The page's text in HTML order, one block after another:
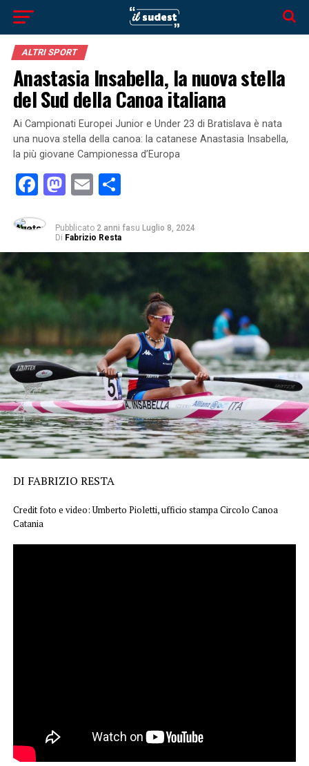
ALTRI SPORT
Anastasia Insabella, la nuova stella
del Sud della Canoa italiana
Ai Campionati Europei Junior e Under 23 di Bratislava è nata
una nuova stella della canoa: la catanese Anastasia Insabella,
la più giovane Campionessa d’Europa
Facebook
Mastodon
EmailCondividi
Pubblicato 2 anni fasu Luglio 8, 2024
Di Fabrizio Resta
DI FABRIZIO RESTA
Credit foto e video: Umberto Pioletti, ufficio stampa Circolo Canoa
Catania